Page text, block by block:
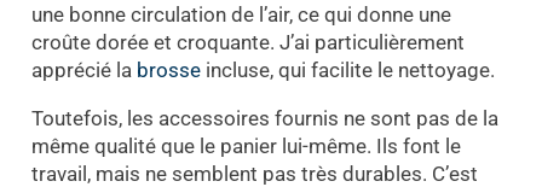
une bonne circulation de l’air, ce qui donne une
croûte dorée et croquante. J’ai particulièrement
apprécié la brosseincluse, qui facilite le nettoyage.
Toutefois, les accessoires fournis ne sont pas de la
même qualité que le panier lui-même. Ils font le
travail, mais ne semblent pas très durables. C’est